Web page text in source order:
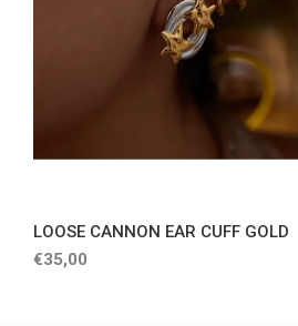
LOOSE CANNON EAR CUFF GOLD
€35,00